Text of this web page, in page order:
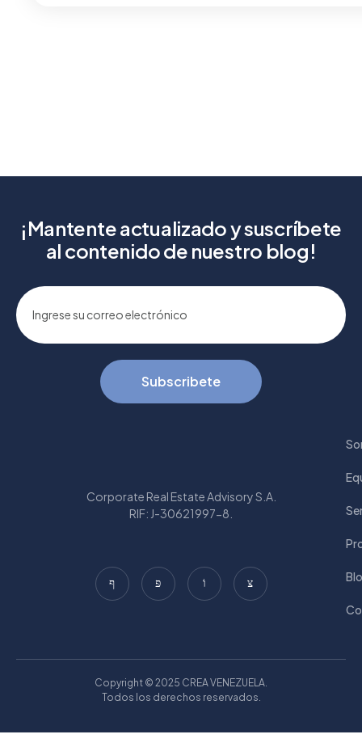
¡Mantente actualizado y suscríbete
al contenido de nuestro blog!
Subscribete
Corporate Real Estate Advisory S.A.
RIF: J-30621997-8.
Copyright © 2025 CREA VENEZUELA.
Todos los derechos reservados.